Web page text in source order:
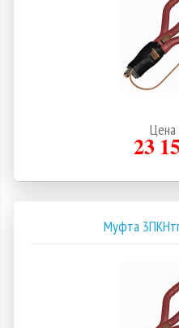
23
Муфта